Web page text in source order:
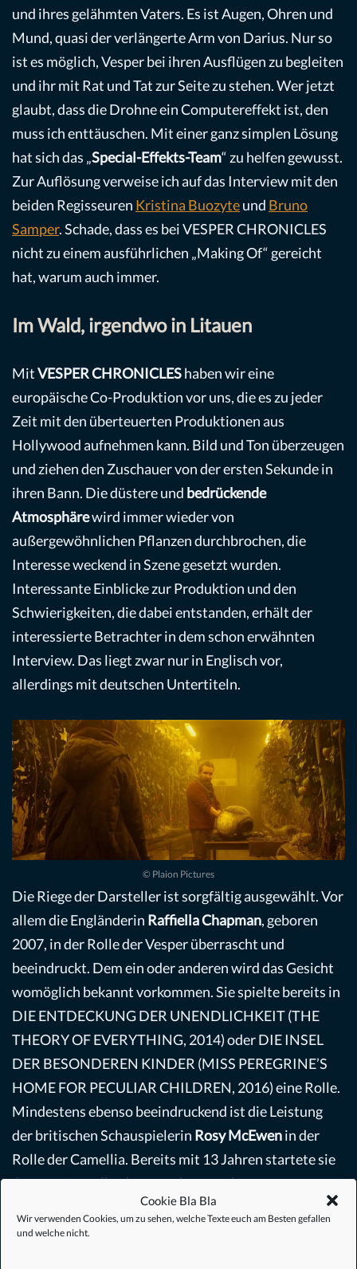
Cookie Bla Bla
Wir verwenden Cookies, um zu sehen, welche Texte euch am Besten gefallen
und welche nicht.
und ihres gelähmten Vaters. Es ist Augen, Ohren und
Mund, quasi der verlängerte Arm von Darius. Nur so
ist es möglich, Vesper bei ihren Ausflügen zu begleiten
und ihr mit Rat und Tat zur Seite zu stehen. Wer jetzt
glaubt, dass die Drohne ein Computereffekt ist, den
muss ich enttäuschen. Mit einer ganz simplen Lösung
hat sich das „Special-Effekts-Team“ zu helfen gewusst.
Zur Auflösung verweise ich auf das Interview mit den
beiden Regisseuren Kristina Buozyteund Bruno
Samper. Schade, dass es bei VESPER CHRONICLES
nicht zu einem ausführlichen „Making Of“ gereicht
hat, warum auch immer.
Im Wald, irgendwo in Litauen
MitVESPER CHRONICLEShaben wir eine
europäische Co-Produktion vor uns, die es zu jeder
Zeit mit den überteuerten Produktionen aus
Hollywood aufnehmen kann. Bild und Ton überzeugen
und ziehen den Zuschauer von der ersten Sekunde in
ihren Bann. Die düstere und bedrückende
Atmosphärewird immer wieder von
außergewöhnlichen Pflanzen durchbrochen, die
Interesse weckend in Szene gesetzt wurden.
Interessante Einblicke zur Produktion und den
Schwierigkeiten, die dabei entstanden, erhält der
interessierte Betrachter in dem schon erwähnten
Interview. Das liegt zwar nur in Englisch vor,
allerdings mit deutschen Untertiteln.
© Plaion Pictures
Die Riege der Darsteller ist sorgfältig ausgewählt. Vor
allem die Engländerin Raffiella Chapman, geboren
2007, in der Rolle der Vesper überrascht und
beeindruckt. Dem ein oder anderen wird das Gesicht
womöglich bekannt vorkommen. Sie spielte bereits in
DIE ENTDECKUNG DER UNENDLICHKEIT (THE
THEORY OF EVERYTHING, 2014) oder DIE INSEL
DER BESONDEREN KINDER (MISS PEREGRINE’S
HOME FOR PECULIAR CHILDREN, 2016) eine Rolle.
Mindestens ebenso beeindruckend ist die Leistung
der britischen Schauspielerin Rosy McEwenin der
Rolle der Camellia. Bereits mit 13 Jahren startete sie
ihre Karriere allerdings noch unter dem Namen Rosy
Byrne. Es folgten Theateraufführungen sowie
Auftritte in zahlreichen TV-Serien der BBC. Doch erst